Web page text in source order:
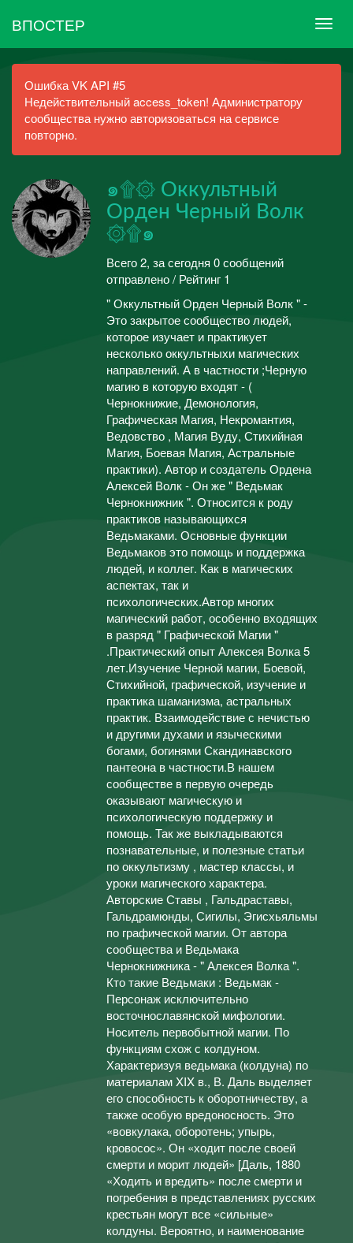
ВПОСТЕР
Ошибка VK API #5
Недействительный access_token! Администратору
сообщества нужно авторизоваться на сервисе
повторно.
๑۩۞ Оккультный
Орден Черный Волк
۞۩๑
Всего 2, за сегодня 0 сообщений
отправлено / Рейтинг 1
" Оккультный Орден Черный Волк " -
Это закрытое сообщество людей,
которое изучает и практикует
несколько оккультныхи магических
направлений. А в частности ;Черную
магию в которую входят - (
Чернокнижие, Демонология,
Графическая Магия, Некромантия,
Ведовство , Магия Вуду, Стихийная
Магия, Боевая Магия, Астральные
практики). Автор и создатель Ордена
Алексей Волк - Он же " Ведьмак
Чернокнижник ". Относится к роду
практиков называющихся
Ведьмаками. Основные функции
Ведьмаков это помощь и поддержка
людей, и коллег. Как в магических
аспектах, так и
психологических.Автор многих
магический работ, особенно входящих
в разряд " Графической Магии "
.Практический опыт Алексея Волка 5
лет.Изучение Черной магии, Боевой,
Стихийной, графической, изучение и
практика шаманизма, астральных
практик. Взаимодействие с нечистью
и другими духами и языческими
богами, богинями Скандинавского
пантеона в частности.В нашем
сообществе в первую очередь
оказывают магическую и
психологическую поддержку и
помощь. Так же выкладываются
познавательные, и полезные статьи
по оккультизму , мастер классы, и
уроки магического характера.
Авторские Ставы , Гальдраставы,
Гальдрамюнды, Сигилы, Эгисхьяльмы
по графической магии. От автора
сообщества и Ведьмака
Чернокнижника - " Алексея Волка ".
Кто такие Ведьмаки : Ведьмак -
Персонаж исключительно
восточнославянской мифологии.
Носитель первобытной магии. По
функциям схож с колдуном.
Характеризуя ведьмака (колдуна) по
материалам XIX в., В. Даль выделяет
его способность к оборотничеству, а
также особую вредоносность. Это
«вовкулака, оборотень; упырь,
кровосос». Он «ходит после своей
смерти и морит людей» [Даль, 1880
«Ходить и вредить» после смерти и
погребения в представлениях русских
крестьян могут все «сильные»
колдуны. Вероятно, и наименование